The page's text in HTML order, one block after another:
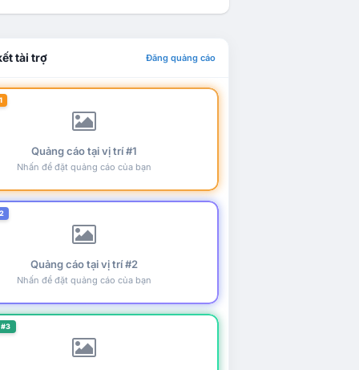
tài trợ Đăng quảng cáo
Quảng cáo tại vị trí #1
Nhấn để đặt quảng cáo của bạn
Quảng cáo tại vị trí #2
Nhấn để đặt quảng cáo của bạn